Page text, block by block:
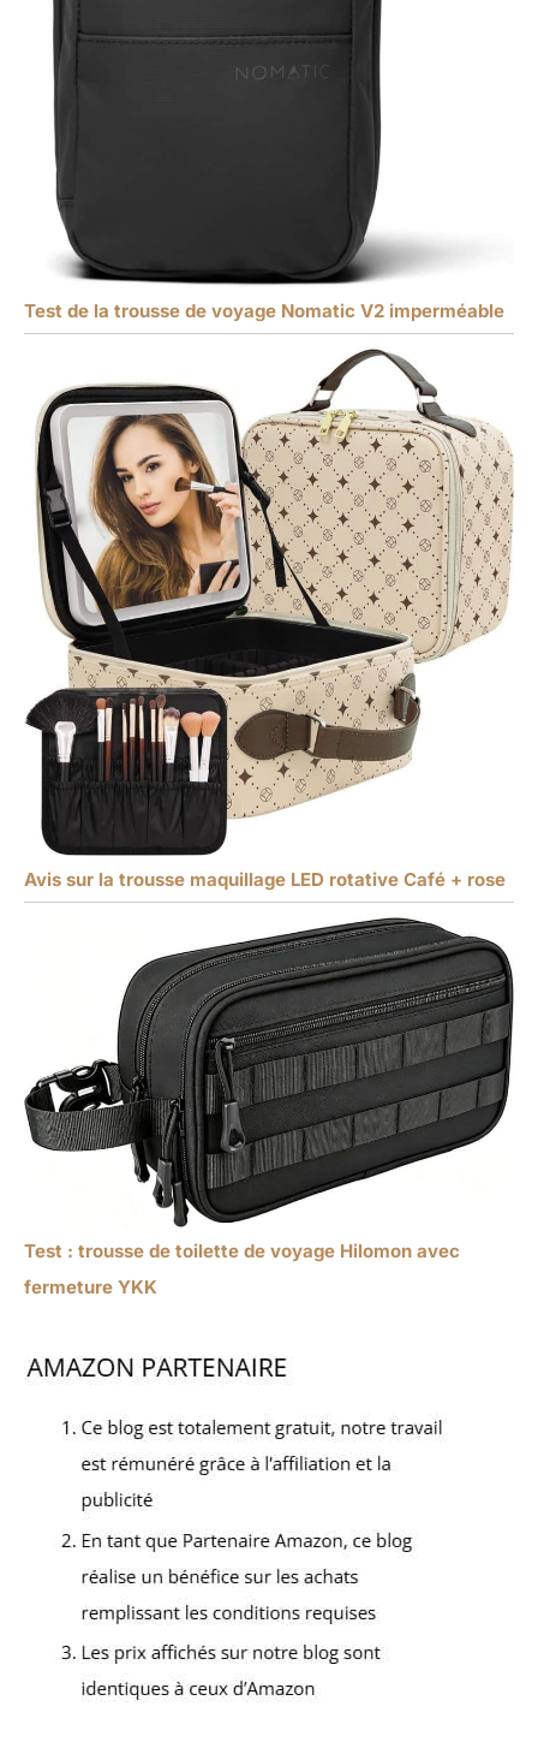
Test de la trousse de voyage Nomatic V2 imperméable
Avis sur la trousse maquillage LED rotative Café + rose
Test : trousse de toilette de voyage Hilomon avec
fermeture YKK